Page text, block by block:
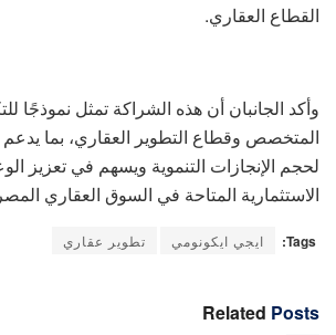
القطاع العقاري.
وأكد الجانبان أن هذه الشراكة تمثل نموذجًا
المتخصص وقطاع التطوير العقاري، بما
لحجم الإنجازات التنموية ويسهم في تعزيز
الاستثمارية المتاحة في السوق العقاري
Tags: ايجي ايكونومي تطوير عقاري
Related Posts